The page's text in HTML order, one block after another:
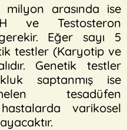
milyon arasında ise
ve Testosteron
Eğer sayı 5
testler (Karyotip ve
Genetik testler
saptanmış ise
tesadüfen
varikosel